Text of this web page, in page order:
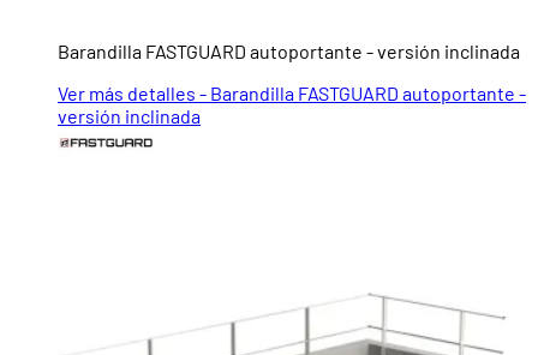
Barandilla FASTGUARD autoportante - versión inclinada
Ver más detalles - Barandilla FASTGUARD autoportante -
versión inclinada